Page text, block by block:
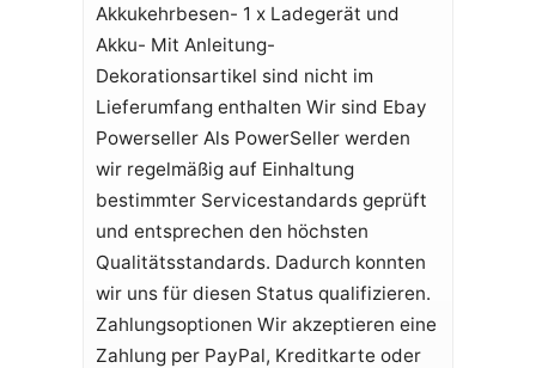
Akkukehrbesen- 1 x Ladegerät und
Akku- Mit Anleitung-
Dekorationsartikel sind nicht im
Lieferumfang enthalten Wir sind Ebay
Powerseller Als PowerSeller werden
wir regelmäßig auf Einhaltung
bestimmter Servicestandards geprüft
und entsprechen den höchsten
Qualitätsstandards. Dadurch konnten
wir uns für diesen Status qualifizieren.
Zahlungsoptionen Wir akzeptieren eine
Zahlung per PayPal, Kreditkarte oder